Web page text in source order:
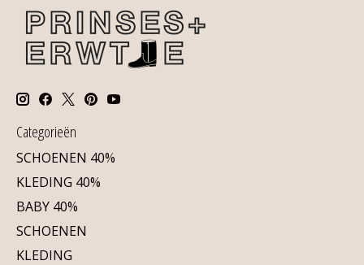
Categorieën
SCHOENEN 40%
KLEDING 40%
BABY 40%
SCHOENEN
KLEDING